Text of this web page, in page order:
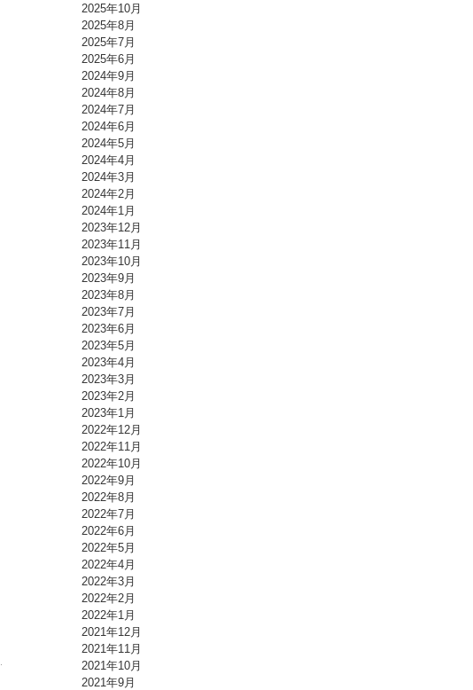
2025年10月
2025年8月
2025年7月
2025年6月
2024年9月
2024年8月
2024年7月
2024年6月
2024年5月
2024年4月
2024年3月
2024年2月
2024年1月
2023年12月
2023年11月
2023年10月
2023年9月
2023年8月
2023年7月
2023年6月
2023年5月
2023年4月
2023年3月
2023年2月
2023年1月
2022年12月
2022年11月
2022年10月
2022年9月
2022年8月
2022年7月
2022年6月
2022年5月
2022年4月
2022年3月
2022年2月
2022年1月
2021年12月
2021年11月
2021年10月
2021年9月